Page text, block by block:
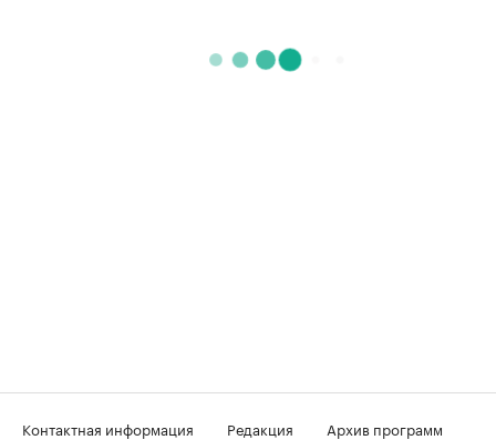
Контактная информация Редакция
Архив программ